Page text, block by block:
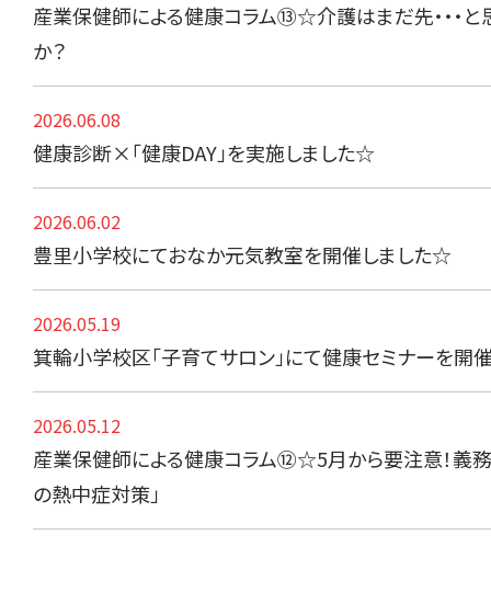
産業保健師による健康コラム⑬☆介護はまだ先・・・と
か？
2026.06.08
健康診断×「健康DAY」を実施しました☆
2026.06.02
豊里小学校にておなか元気教室を開催しました☆
2026.05.19
箕輪小学校区「子育てサロン」にて健康セミナーを開
2026.05.12
産業保健師による健康コラム⑫☆5月から要注意！義
の熱中症対策」